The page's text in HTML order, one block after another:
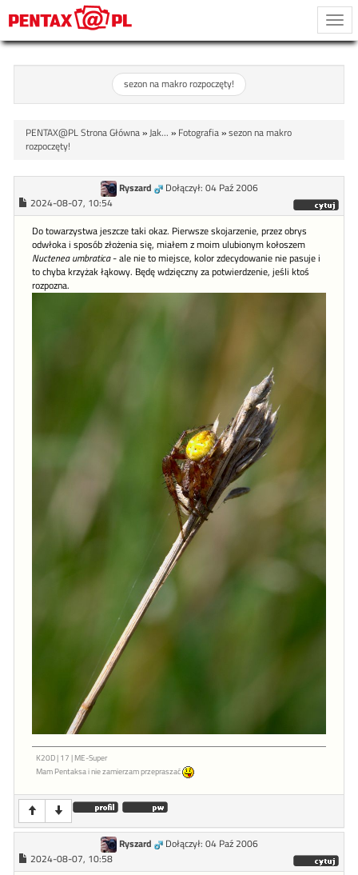
sezon na makro rozpoczęty!
PENTAX@PL Strona Główna»Jak... » Fotografia»sezon na makro
rozpoczęty!
Ryszard
Dołączył: 04 Paź 2006
2024-08-07, 10:54
Do towarzystwa jeszcze taki okaz. Pierwsze skojarzenie, przez obrys
odwłoka i sposób złożenia się, miałem z moim ulubionym kołoszem
Nuctenea umbratica- ale nie to miejsce, kolor zdecydowanie nie pasuje i
to chyba krzyżak łąkowy. Będę wdzięczny za potwierdzenie, jeśli ktoś
rozpozna.
K20D | 17 | ME-Super
Mam Pentaksa i nie zamierzam przepraszać
Ryszard
Dołączył: 04 Paź 2006
2024-08-07, 10:58